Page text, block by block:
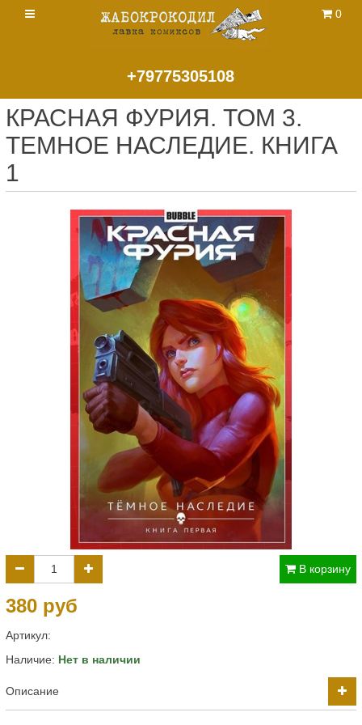
+79775305108
0
КРАСНАЯ ФУРИЯ. ТОМ 3.
ТЕМНОЕ НАСЛЕДИЕ. КНИГА
1
В корзину
380 руб
Артикул:
Наличие: Нет в наличии
Описание